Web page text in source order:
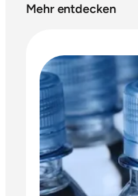
Mehr entdecken